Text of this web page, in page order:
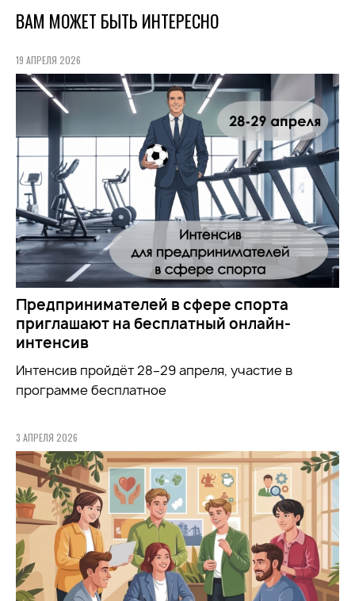
ВАМ МОЖЕТ БЫТЬ ИНТЕРЕСНО
19 АПРЕЛЯ 2026
Предпринимателей в сфере спорта
приглашают на бесплатный онлайн-
интенсив
Интенсив пройдёт 28–29 апреля, участие в
программе бесплатное
3 АПРЕЛЯ 2026